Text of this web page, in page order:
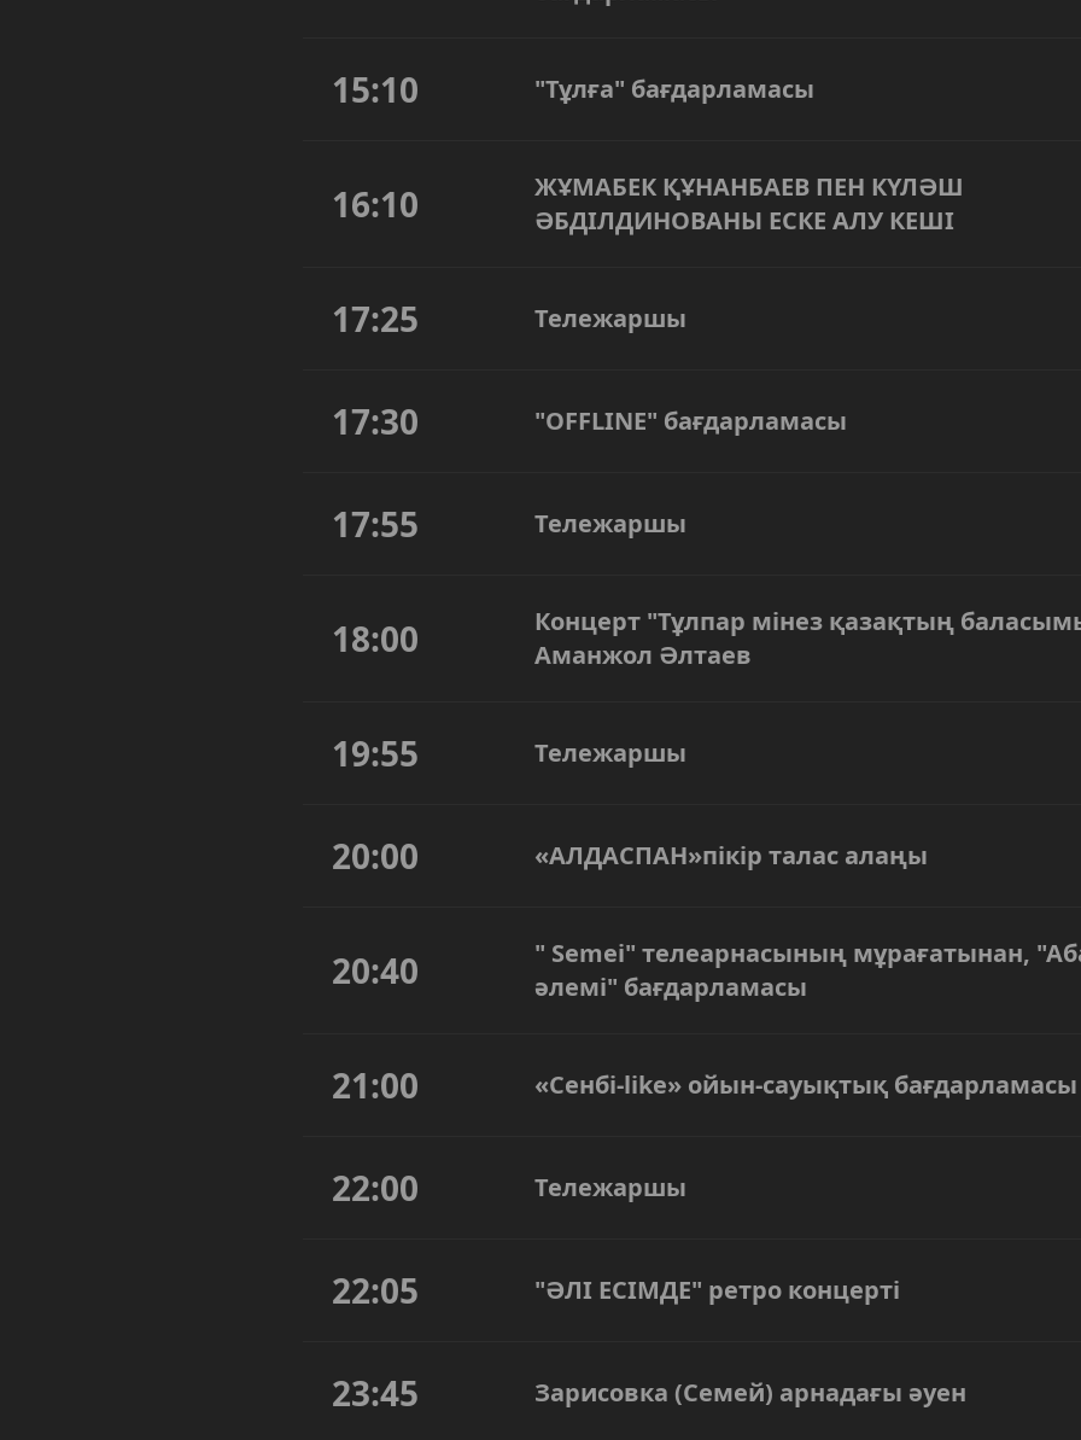
15:10 "Тұлға" бағдарламасы
16:10
ЖҰМАБЕК ҚҰНАНБАЕВ ПЕН КҮЛӘШ
ӘБДІЛДИНОВАНЫ ЕСКЕ АЛУ КЕШІ
17:25 Тележаршы
17:30 "OFFLINE" бағдарламасы
17:55 Тележаршы
18:00
Концерт "Тұлпар мінез қазақтың
Аманжол Әлтаев
19:55 Тележаршы
20:00 «АЛДАСПАН»пікір талас алаңы
20:40
" Semei" телеарнасының мұрағатынан,
әлемі" бағдарламасы
21:00 «Сенбі-like» ойын-сауықтық бағдарламасы
22:00 Тележаршы
22:05 "ӘЛІ ЕСІМДЕ" ретро концерті
23:45 Зарисовка (Семей) арнадағы әуен